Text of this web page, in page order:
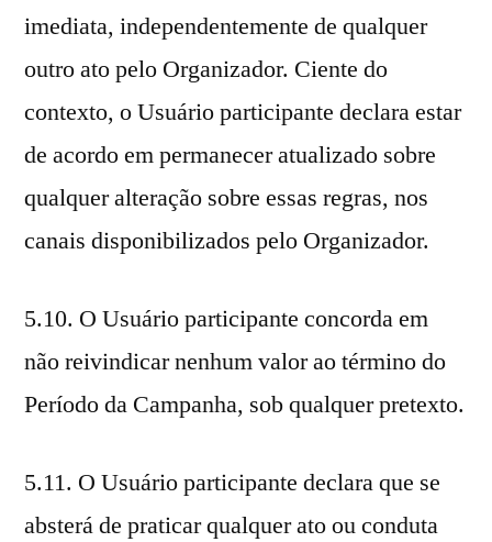
imediata, independentemente de qualquer
outro ato pelo Organizador. Ciente do
contexto, o Usuário participante declara estar
de acordo em permanecer atualizado sobre
qualquer alteração sobre essas regras, nos
canais disponibilizados pelo Organizador.
5.10. O Usuário participante concorda em
não reivindicar nenhum valor ao término do
Período da Campanha, sob qualquer pretexto.
5.11. O Usuário participante declara que se
absterá de praticar qualquer ato ou conduta